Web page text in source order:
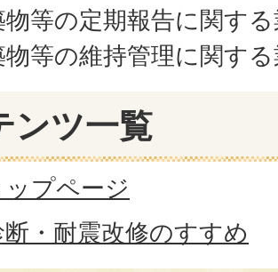
物等の定期報告に関す
物等の維持管理に関す
ンツ一覧
プページ
・耐震改修のすすめ